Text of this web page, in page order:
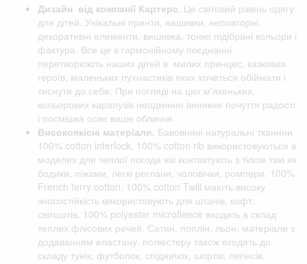
Дизайн від компанії Картерс . Це світовий рівень одягу
для дітей. Унікальні принти, нашивки, неповторні
декоративні елементи, вишивка, тонко підібрані кольори і
фактура. Все це в гармонійному поєднанні
перетворюють наших дітей в милих принцес, казкових
героїв, маленьких пухнастиків яких хочеться обіймати і
тиснути до себе. При погляді на цих м'якеньких,
кольорових карапузів неодмінно виникне почуття радості
і посмішка осяє ваше обличчя.
Високоякісні матеріали. Бавовняні натуральні тканини
100% cotton interlock, 100% cotton rib використовуються в
моделях для теплої погоди які контактують з тілом такі як
бодики, піжами, легкі реглани, чоловічки, ромпери. 100%
French terry cotton, 100% cotton Twill мають високу
зносостійкість використовують для штанів, кофт,
світшотів. 100% polyester microfleece входить в склад
теплих флісових речей. Сатин, поплін, льон, матеріали з
додаванням еластану, поліестеру також входять до
складу тунік, футболок, спідничок, шортів, легінсів,